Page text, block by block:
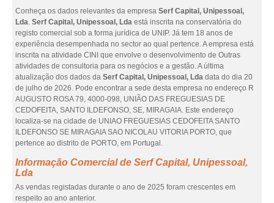
Conheça os dados relevantes da empresa Serf Capital, Unipessoal,
Lda. Serf Capital, Unipessoal, Lda está inscrita na conservatória do
registo comercial sob a forma jurídica de UNIP. Já tem 18 anos de
experiência desempenhada no sector ao qual pertence. A empresa está
inscrita na atividade CINI que envolve o desenvolvimento de Outras
atividades de consultoria para os negócios e a gestão. A última
atualização dos dados da Serf Capital, Unipessoal, Lda data do dia 20
de julho de 2026. Pode encontrar a sede desta empresa no endereço R
AUGUSTO ROSA 79, 4000-098, UNIÃO DAS FREGUESIAS DE
CEDOFEITA, SANTO ILDEFONSO, SE, MIRAGAIA. Este endereço
localiza-se na cidade de UNIAO FREGUESIAS CEDOFEITA SANTO
ILDEFONSO SE MIRAGAIA SAO NICOLAU VITORIA PORTO, que
pertence ao distrito de PORTO, em Portugal.
Informação Comercial de Serf Capital, Unipessoal,
Lda
As vendas registadas durante o ano de 2025 foram crescentes em
respeito ao ano anterior.